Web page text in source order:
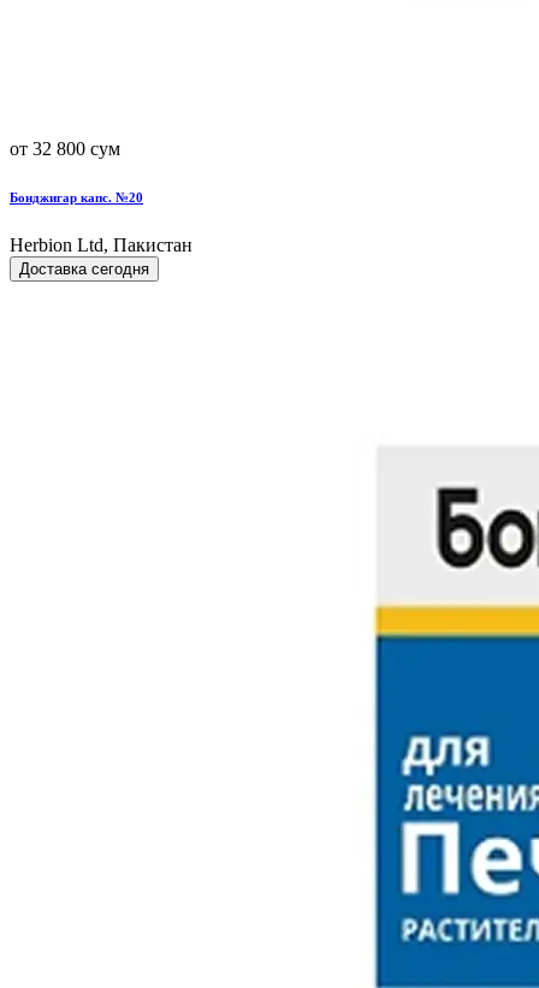
от 32 800 сум
Бонджигар капс. №20
Herbion Ltd, Пакистан
Доставка сегодня